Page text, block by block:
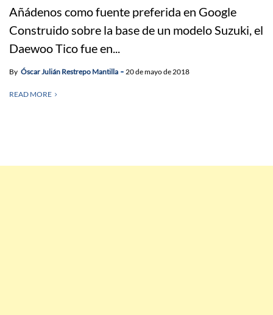
Añádenos como fuente preferida en Google
Construido sobre la base de un modelo Suzuki, el
Daewoo Tico fue en...
By Óscar Julián Restrepo Mantilla 20 de mayo de 2018
READ MORE